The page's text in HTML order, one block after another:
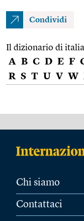
Condividi
Il dizionario di
A B C D E F
R S T U V W
Chi siamo
Contattaci